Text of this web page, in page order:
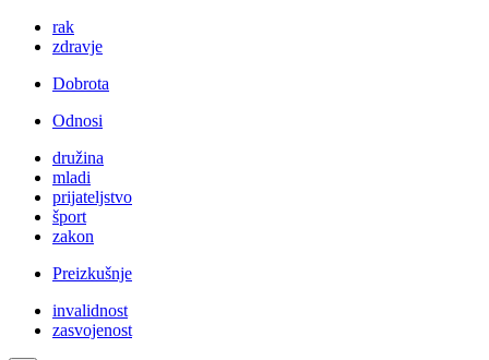
rak
zdravje
Dobrota
Odnosi
družina
mladi
prijateljstvo
šport
zakon
Preizkušnje
invalidnost
zasvojenost